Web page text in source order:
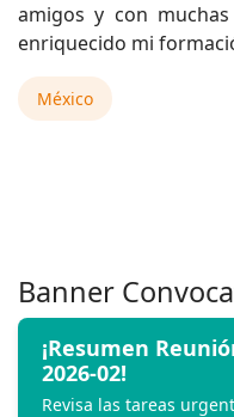
amigos y con
enriquecido mi
México
Banner
¡Resumen
2026-02!
Revisa las tareas